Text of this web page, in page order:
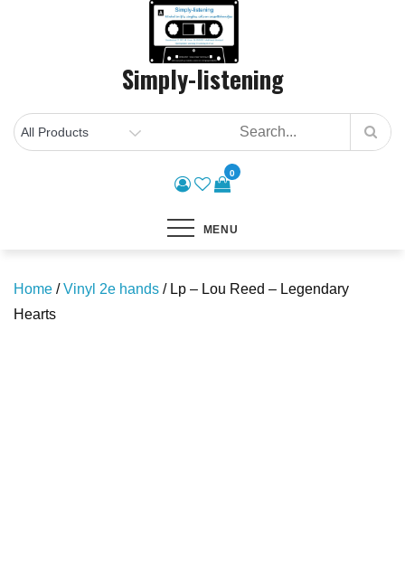
Simply-listening
0
MENU
Home /Vinyl 2e hands / Lp – Lou Reed – Legendary
Hearts